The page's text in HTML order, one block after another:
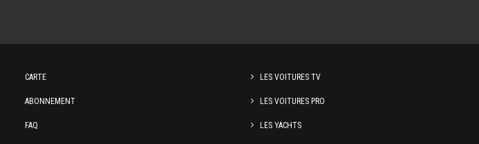
CARTE
ABONNEMENT
FAQ
LES VOITURES TV
LES VOITURES PRO
LES YACHTS